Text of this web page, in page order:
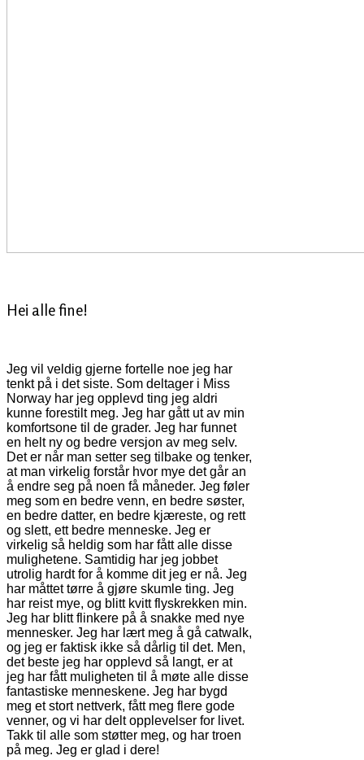
Hei alle fine!
Jeg vil veldig gjerne fortelle noe jeg har
tenkt på i det siste. Som deltager i Miss
Norway har jeg opplevd ting jeg aldri
kunne forestilt meg. Jeg har gått ut av min
komfortsone til de grader. Jeg har funnet
en helt ny og bedre versjon av meg selv.
Det er når man setter seg tilbake og tenker,
at man virkelig forstår hvor mye det går an
å endre seg på noen få måneder. Jeg føler
meg som en bedre venn, en bedre søster,
en bedre datter, en bedre kjæreste, og rett
og slett, ett bedre menneske. Jeg er
virkelig så heldig som har fått alle disse
mulighetene. Samtidig har jeg jobbet
utrolig hardt for å komme dit jeg er nå. Jeg
har måttet tørre å gjøre skumle ting. Jeg
har reist mye, og blitt kvitt flyskrekken min.
Jeg har blitt flinkere på å snakke med nye
mennesker. Jeg har lært meg å gå catwalk,
og jeg er faktisk ikke så dårlig til det. Men,
det beste jeg har opplevd så langt, er at
jeg har fått muligheten til å møte alle disse
fantastiske menneskene. Jeg har bygd
meg et stort nettverk, fått meg flere gode
venner, og vi har delt opplevelser for livet.
Takk til alle som støtter meg, og har troen
på meg. Jeg er glad i dere!